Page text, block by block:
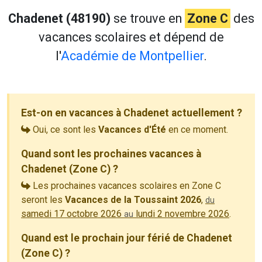
Chadenet (48190) se trouve en Zone C des
vacances scolaires et dépend de
l'Académie de Montpellier.
Est-on en vacances à Chadenet actuellement ?
Oui, ce sont les Vacances d'Été en ce moment.
Quand sont les prochaines vacances à
Chadenet (Zone C) ?
Les prochaines vacances scolaires en Zone C
seront les Vacances de la Toussaint 2026, du
samedi 17 octobre 2026 au lundi 2 novembre 2026.
Quand est le prochain jour férié de Chadenet
(Zone C) ?